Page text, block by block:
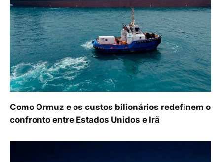
Como Ormuz e os custos bilionários redefinem o
confronto entre Estados Unidos e Irã